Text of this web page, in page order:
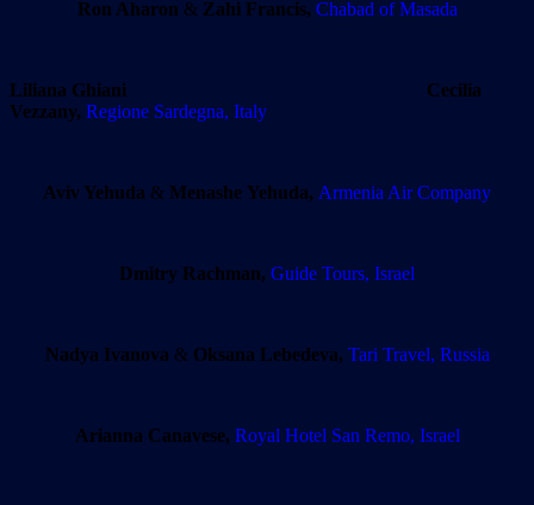
Ron Aharon & Zahi Francis, Chabad of Masada
Liliana Ghiani
Cecilia
Vezzany, Regione Sardegna, Italy
Aviv Yehuda & Menashe Yehuda, Armenia Air Company
Dmitry Rachman, Guide Tours, Israel
Nadya Ivanova & Oksana Lebedeva, Tari Travel, Russia
Arianna Canavese, Royal Hotel San Remo, Israel